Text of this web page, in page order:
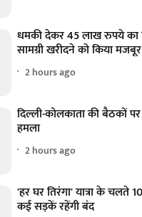
धमकी देकर 45 लाख रुपये का
सामग्री खरीदने को किया मजबूर
2 hours ago
दिल्ली-कोलकाता की बैठकों
हमला
2 hours ago
'हर घर तिरंगा' यात्रा के चलते
कई सड़कें रहेंगी बंद